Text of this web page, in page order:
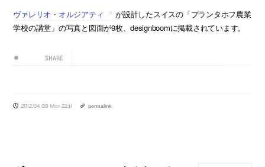
ヴァレリオ・オルジアティ
が設計したスイスの「プランタホフ農業
学校の講堂」の写真と図面が9枚、designboomに掲載されています。
SHARE
2012.04.09 Mon 22:11 permalink